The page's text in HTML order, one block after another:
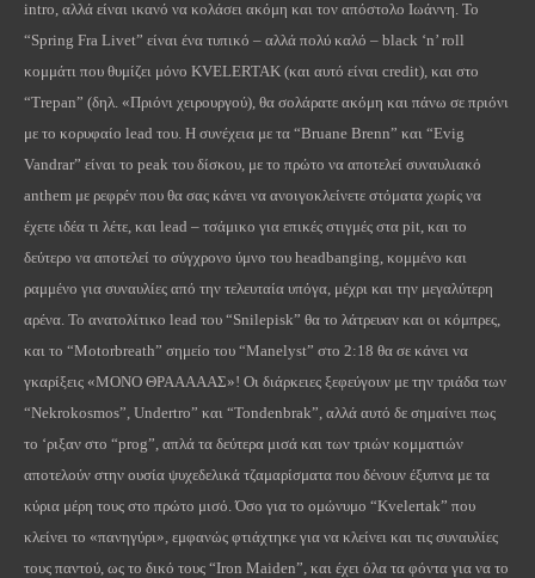
intro , αλλά είναι ικανό να κολάσει ακόμη και τον απόστολο Ιωάννη. Το
“Spring Fra Livet” είναι ένα τυπικό – αλλά πολύ καλό – black ‘n’ roll
κομμάτι που θυμίζει μόνο KVELERTAK (και αυτό είναι credit), και στο
“Trepan” (δηλ. «Πριόνι χειρουργού), θα σολάρατε ακόμη και πάνω σε πριόνι
με το κορυφαίο lead του. Η συνέχεια με τα “Bruane Brenn” και “Evig
Vandrar” είναι το peak του δίσκου, με το πρώτο να αποτελεί συναυλιακό
anthem με ρεφρέν που θα σας κάνει να ανοιγοκλείνετε στόματα χωρίς να
έχετε ιδέα τι λέτε, και lead – τσάμικο για επικές στιγμές στα pit , και το
δεύτερο να αποτελεί το σύγχρονο ύμνο του headbanging , κομμένο και
ραμμένο για συναυλίες από την τελευταία υπόγα, μέχρι και την μεγαλύτερη
αρένα. Το ανατολίτικο lead του “Snilepisk” θα το λάτρευαν και οι κόμπρες,
και το “Motorbreath” σημείο του “Manelyst” στο 2:18 θα σε κάνει να
γκαρίξεις «ΜΟΝΟ ΘΡΑΑΑΑΑΣ»! Οι διάρκειες ξεφεύγουν με την τριάδα των
“Nekrokosmos”, Undertro” και “Tondenbrak”, αλλά αυτό δε σημαίνει πως
το ‘ριξαν στο “prog”, απλά τα δεύτερα μισά και των τριών κομματιών
αποτελούν στην ουσία ψυχεδελικά τζαμαρίσματα που δένουν έξυπνα με τα
κύρια μέρη τους στο πρώτο μισό. Όσο για το ομώνυμο “Kvelertak” που
κλείνει το «πανηγύρι», εμφανώς φτιάχτηκε για να κλείνει και τις συναυλίες
τους παντού, ως το δικό τους “Iron Maiden”, και έχει όλα τα φόντα για να το